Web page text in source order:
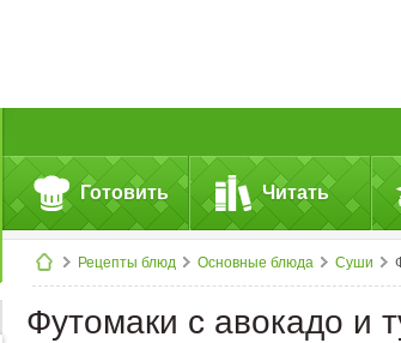
Готовить Читать
Рецепты блюд Основные блюда Суши
Футомаки с авокадо и